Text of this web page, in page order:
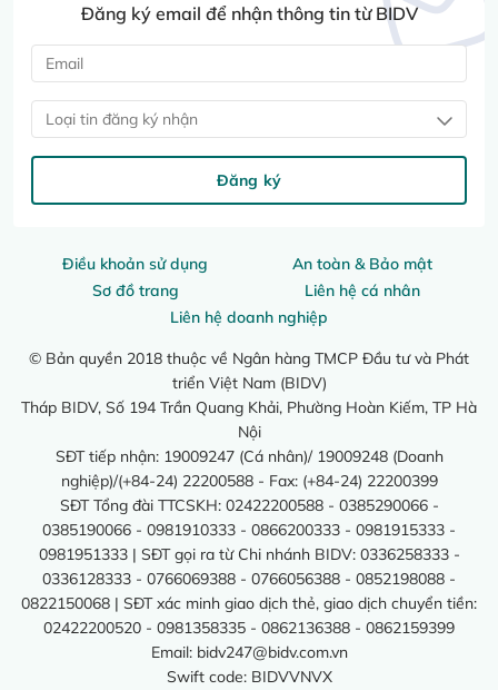
Điều khoản sử dụng
An toàn & Bảo mật
Sơ đồ trang
Liên hệ cá nhân
Liên hệ doanh nghiệp
© Bản quyền 2018 thuộc về Ngân hàng TMCP Đầu tư và Phát
triển Việt Nam (BIDV)
Tháp BIDV, Số 194 Trần Quang Khải, Phường Hoàn Kiếm, TP Hà
Nội
SĐT tiếp nhận: 19009247 (Cá nhân)/ 19009248 (Doanh
nghiệp)/(+84-24) 22200588 - Fax: (+84-24) 22200399
SĐT Tổng đài TTCSKH: 02422200588 - 0385290066 -
0385190066 - 0981910333 - 0866200333 - 0981915333 -
0981951333 | SĐT gọi ra từ Chi nhánh BIDV: 0336258333 -
0336128333 - 0766069388 - 0766056388 - 0852198088 -
0822150068 | SĐT xác minh giao dịch thẻ, giao dịch chuyển tiền:
02422200520 - 0981358335 - 0862136388 - 0862159399
Email: bidv247@bidv.com.vn
Swift code: BIDVVNVX
Đăng ký email để nhận thông tin từ BIDV
Loại tin đăng ký nhận
Đăng ký